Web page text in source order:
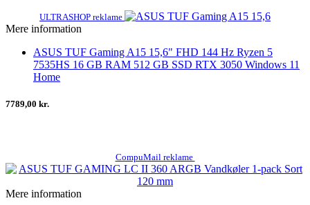
ULTRASHOP reklame
Mere information
ASUS TUF Gaming A15 15,6" FHD 144 Hz Ryzen 5
7535HS 16 GB RAM 512 GB SSD RTX 3050 Windows 11
Home
7789,00 kr.
CompuMail reklame
Mere information